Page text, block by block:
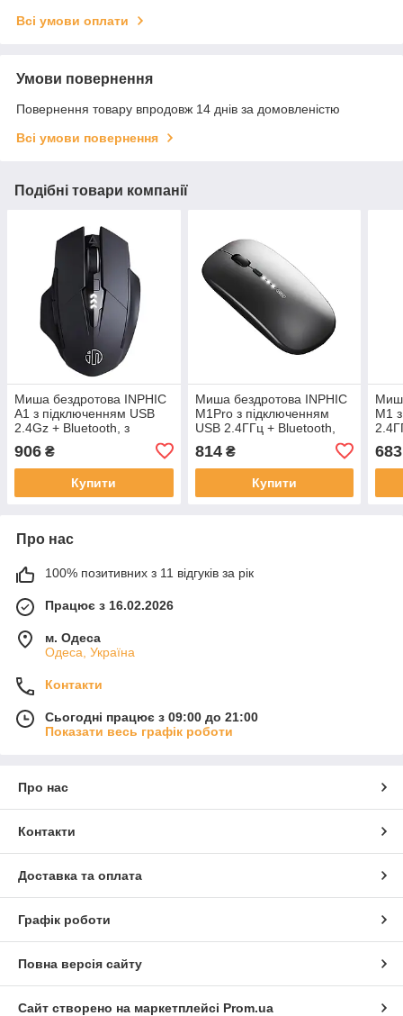
Всі умови оплати
Умови повернення
Повернення товару впродовж 14 днів за домовленістю
Всі умови повернення
Подібні товари компанії
Миша бездротова INPHIC
A1 з підключенням USB
2.4Gz + Bluetooth, з
DPI, mate black
906 ₴
Купити
Миша бездротова INPHIC
M1Pro з підключенням
USB 2.4ГГц + Bluetooth,
акумулятором, 2400 DPI,
сірий
814₴
Купити
M1
683
Про нас
100% позитивних з 11 відгуків за рік
Працює з 16.02.2026
м. Одеса
Одеса, Україна
Контакти
Сьогодні працює з 09:00 до 21:00
Показати весь графік роботи
Про нас
Контакти
Доставка та оплата
Графік роботи
Повна версія сайту
Сайт створено на маркетплейсі Prom.ua